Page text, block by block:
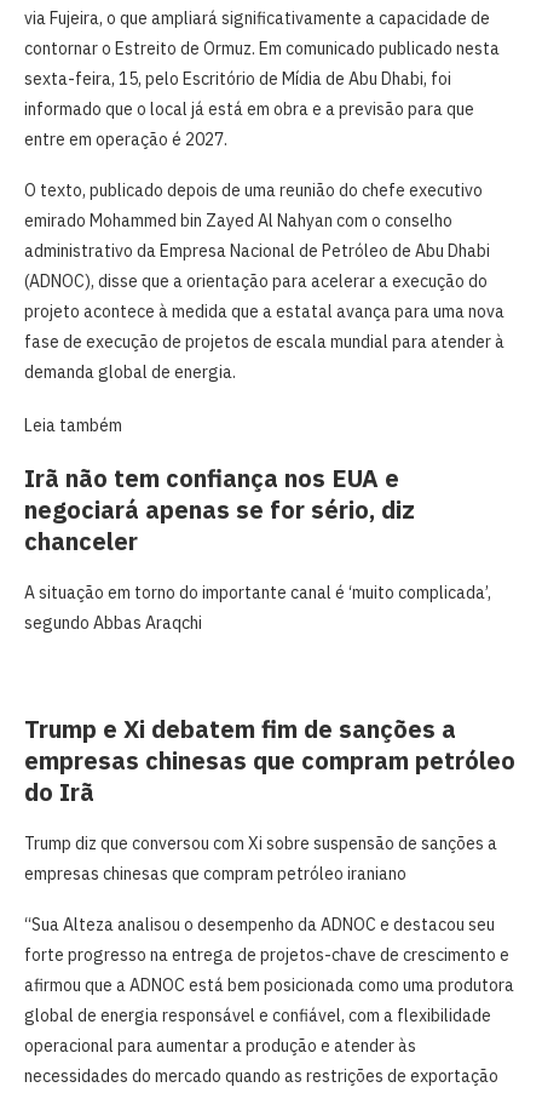
via Fujeira, o que ampliará significativamente a capacidade de
contornar o Estreito de Ormuz. Em comunicado publicado nesta
sexta-feira, 15, pelo Escritório de Mídia de Abu Dhabi, foi
informado que o local já está em obra e a previsão para que
entre em operação é 2027.
O texto, publicado depois de uma reunião do chefe executivo
emirado Mohammed bin Zayed Al Nahyan com o conselho
administrativo da Empresa Nacional de Petróleo de Abu Dhabi
(ADNOC), disse que a orientação para acelerar a execução do
projeto acontece à medida que a estatal avança para uma nova
fase de execução de projetos de escala mundial para atender à
demanda global de energia.
Leia também
Irã não tem confiança nos EUA e
negociará apenas se for sério, diz
chanceler
A situação em torno do importante canal é ‘muito complicada’,
segundo Abbas Araqchi
Trump e Xi debatem fim de sanções a
empresas chinesas que compram petróleo
do Irã
Trump diz que conversou com Xi sobre suspensão de sanções a
empresas chinesas que compram petróleo iraniano
“Sua Alteza analisou o desempenho da ADNOC e destacou seu
forte progresso na entrega de projetos-chave de crescimento e
afirmou que a ADNOC está bem posicionada como uma produtora
global de energia responsável e confiável, com a flexibilidade
operacional para aumentar a produção e atender às
necessidades do mercado quando as restrições de exportação